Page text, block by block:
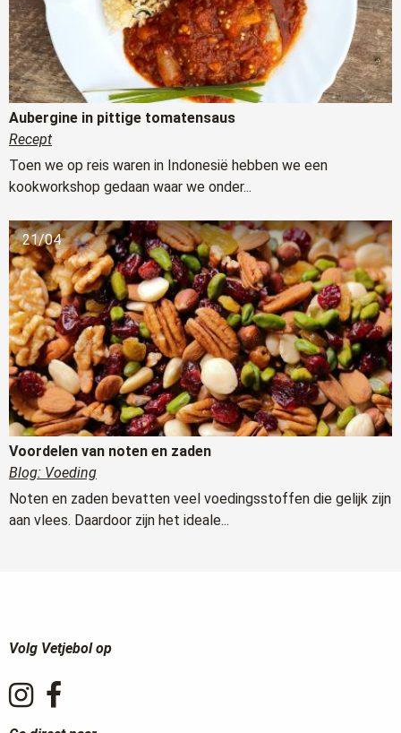
Aubergine in pittige tomatensaus
Recept
Toen we op reis waren in Indonesië hebben we een
kookworkshop gedaan waar we onder...
21/04
Voordelen van noten en zaden
Blog: Voeding
Noten en zaden bevatten veel voedingsstoffen die gelijk zijn
aan vlees. Daardoor zijn het ideale...
Volg Vetjebol op